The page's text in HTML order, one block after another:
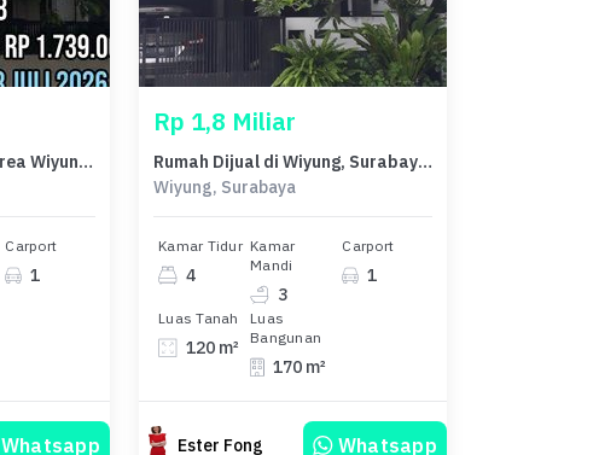
Properti Siap Huni di Area Wiyung, Surabaya, LT 135m²
Carport
1
Whatsapp
Rp 1,8 Miliar
Rumah Dijual di Wiyung, Surabaya, LB 170m², Harga Kompetitif!
Wiyung, Surabaya
Kamar Tidur
4
Kamar
Mandi
3
Carport
1
Luas Tanah
120 m²
Luas
Bangunan
170 m²
Ester Fong Whatsapp